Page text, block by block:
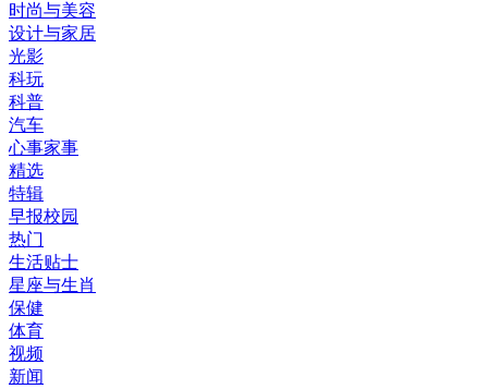
时尚与美容
设计与家居
光影
科玩
科普
汽车
心事家事
精选
特辑
早报校园
热门
生活贴士
星座与生肖
保健
体育
视频
新闻